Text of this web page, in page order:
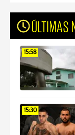
ÚLTIMAS
15:58
15:30